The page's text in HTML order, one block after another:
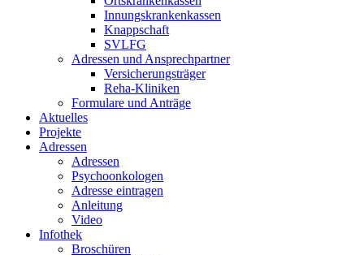
Innungskrankenkassen
Knappschaft
SVLFG
Adressen und Ansprechpartner
Versicherungsträger
Reha-Kliniken
Formulare und Anträge
Aktuelles
Projekte
Adressen
Adressen
Psychoonkologen
Adresse eintragen
Anleitung
Video
Infothek
Broschüren